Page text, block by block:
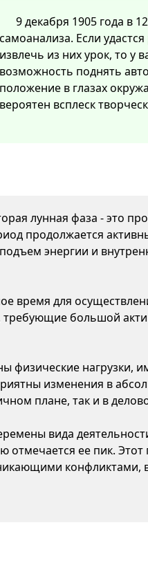
9 декабря 1905 года в
самоанализа. Если
извлечь из них урок, то у
возможность поднять
положение в глазах
вероятен всплеск
лунная фаза - это
продолжается
энергии и
время для
большой
физические нагрузки,
изменения в
плане, так и в
вида
ее пик. Этот
конфликтами,